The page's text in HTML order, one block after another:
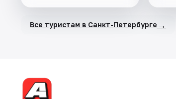
Все туристам в Санкт-Петербурге →